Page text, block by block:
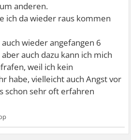
anderen.
ich da wieder raus kommen
wieder angefangen 6
auch dazu kann ich mich
weil ich kein
habe, vielleicht auch Angst vor
schon sehr oft erfahren